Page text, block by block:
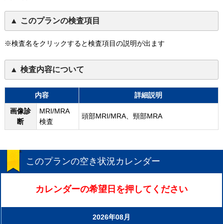
このプランの検査項目
※検査名をクリックすると検査項目の説明が出ます
検査内容について
内容
詳細説明
画像診
断
MRI/MRA
検査
頭部MRI/MRA、頸部MRA
このプランの空き状況カレンダー
カレンダーの希望日を押してください
2026年08月